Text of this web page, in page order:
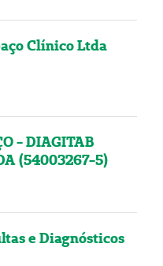
Clínico Ltda
- DIAGITAB
(54003267-5)
e Diagnósticos